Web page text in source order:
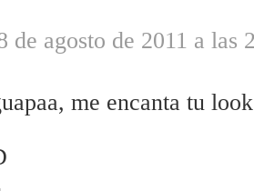
de agosto de 2011 a las
me encanta tu